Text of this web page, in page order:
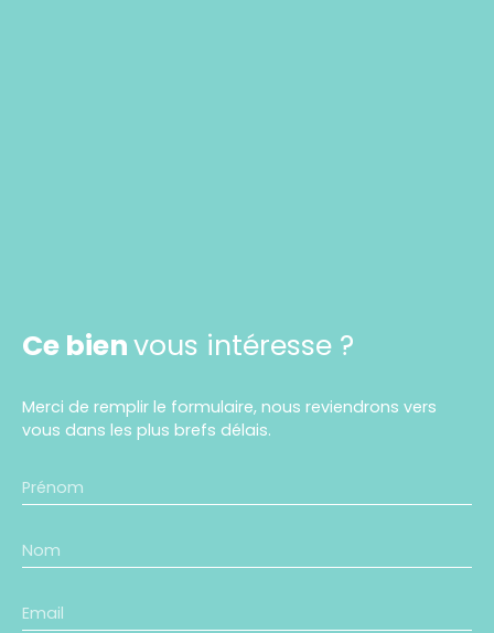
Ce bienvous intéresse ?
Merci de remplir le formulaire, nous reviendrons vers
vous dans les plus brefs délais.
Prénom
Nom
Email